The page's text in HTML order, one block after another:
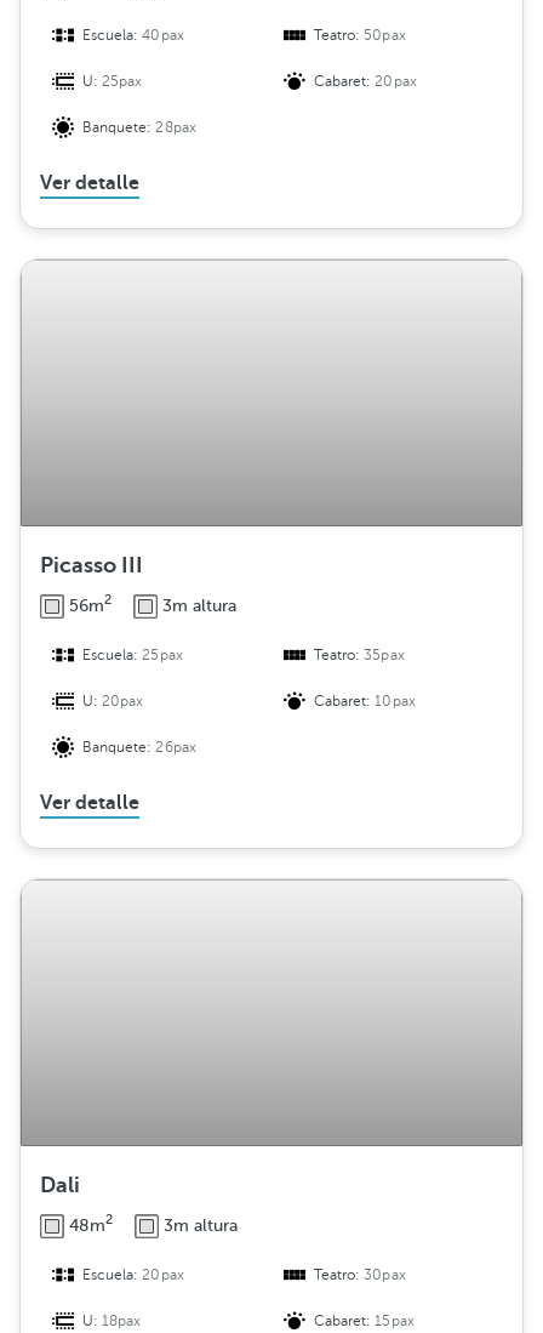
Escuela:40pax Teatro: 50pax
U:25pax Cabaret:20pax
Banquete:28pax
Ver detalle
Picasso III
56m2 3m altura
Escuela:25pax Teatro:35pax
U:20pax Cabaret:10pax
Banquete:26pax
Ver detalle
Dali
48m2 3m altura
Escuela:20pax Teatro:30pax
U:18pax Cabaret:15pax